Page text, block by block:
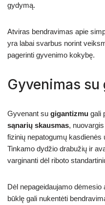
gydymą.
Atviras bendravimas apie
yra labai svarbus norint
pagerinti gyvenimo kokybę.
Gyvenimas
Gyvenant su gigantizmu gali
sąnarių skausmas,
fizinių nepatogumų
Tinkamo dydžio drabužių ir
varginanti dėl riboto
Dėl nepageidaujamo
būklę gali nukentėti